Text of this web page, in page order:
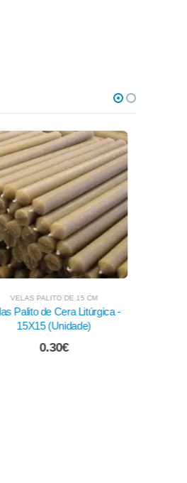
VELAS PALITO DE 15 CM
Velas Palito Verde - 15X15
(Unidade)
0.25